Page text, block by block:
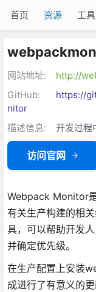
首页 资源 工具
网站地址:
http://
GitHub:
https://
nitor
描述信息:
开发过程
访问官网
Webpack Monitor
有关生产构建的相
具，可以帮助开发
并确定优先级。
在生产配置上安装
成进行了有意义的